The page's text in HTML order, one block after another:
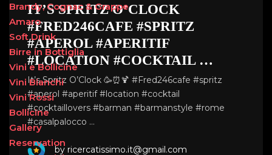
Brandy, Cognac & Grappe
Amaro
Soft Drink
Birre in Bottiglia
Vini e Bollicine
Vini Bianchi
Vini Rossi
Bollicine
Gallery
Reservation
IT’S SPRITZ O’CLOCK
#FRED246CAFE #SPRITZ
#APEROL #APERITIF
#LOCATION #COCKTAIL …
It’s Spritz O’Clock 🥳⏰🍹 #Fred246cafe #spritz
#aperol #aperitif #location #cocktail
#cocktaillovers #barman #barmanstyle #rome
#casalpalocco …
by ricercatissimo.it@gmail.com